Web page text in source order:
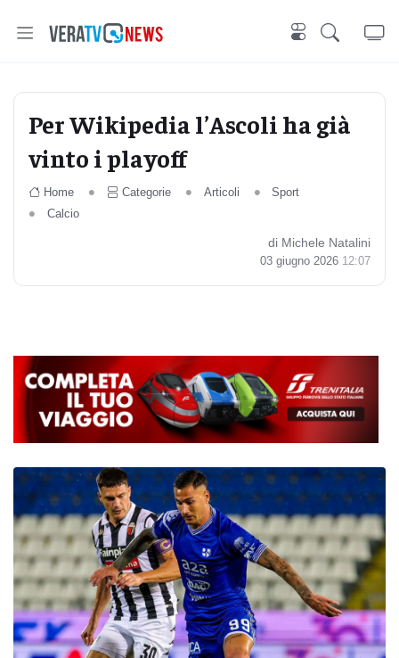
Per Wikipedia l’Ascoli ha già
vinto i playoff
Home Categorie Articoli
Sport
Calcio
di Michele Natalini
03 giugno 2026 12:07